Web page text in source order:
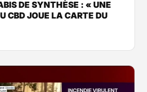
DE SYNTHÈSE : « UNE
CBD JOUE LA CARTE DU